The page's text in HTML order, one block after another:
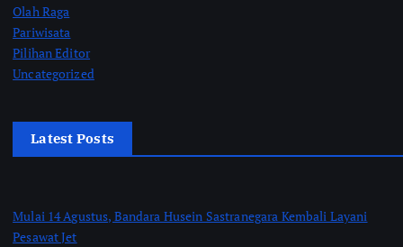
Olah Raga
Pariwisata
Pilihan Editor
Uncategorized
Latest Posts
Mulai 14 Agustus, Bandara Husein Sastranegara Kembali Layani
Pesawat Jet